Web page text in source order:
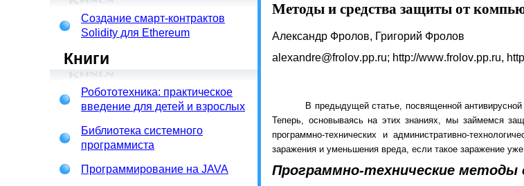
Создание смарт-контрактов
Solidity для Ethereum
Книги
Робототехника: практическое
введение для детей и взрослых
Библиотека системного
программиста
Программирование на JAVA
Методы и средства защиты от
Александр Фролов, Григорий Фролов
alexandre@frolov.pp.ru; http://www.frolov.pp.ru, http
В предыдущей статье, посвященной
Теперь, основываясь на этих знаниях, мы займемся
программно-технических и административно-
заражения и уменьшения вреда, если такое заражение
Программно-технические методы